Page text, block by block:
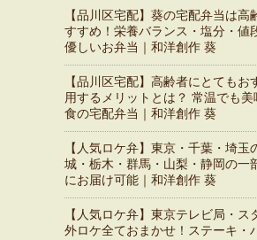
【品川区宅配】葵の宅配弁当は高
すすめ！栄養バランス・塩分・値
優しいお弁当｜和洋創作 葵
【品川区宅配】高齢者にとてもお
用するメリットとは？ 常温でも美
食の宅配弁当｜和洋創作 葵
【人気ロケ弁】東京・千葉・埼玉
城・栃木・群馬・山梨・静岡の一
にお届け可能｜和洋創作 葵
【人気ロケ弁】東京テレビ局・ス
外ロケ全ておまかせ！ステーキ・